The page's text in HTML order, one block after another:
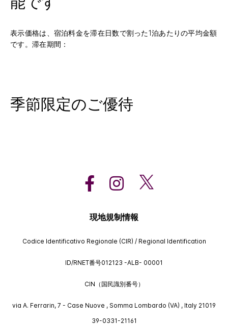
表示価格は、宿泊料金を滞在日数で割った1泊あたりの平均金額
です。滞在期間：
季節限定のご優待
現地規制情報
Codice Identificativo Regionale (CIR) / Regional Identification
ID/RNET番号012123 -ALB- 00001
CIN（国民識別番号）
via A. Ferrarin, 7 - Case Nuove , Somma Lombardo (VA) , Italy 21019
39-0331-21161